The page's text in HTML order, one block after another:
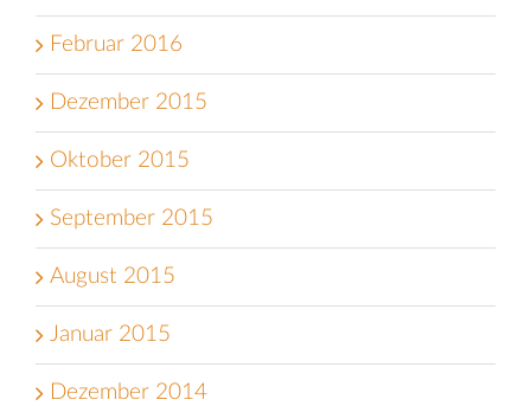
Februar 2016
Dezember 2015
Oktober 2015
September 2015
August 2015
Januar 2015
Dezember 2014